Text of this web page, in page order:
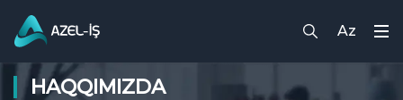
Az
HAQQIMIZDA